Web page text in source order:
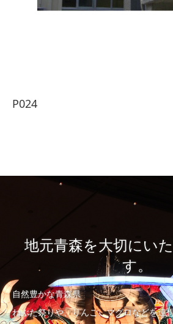
P024
地元青森を大切にい
す。
自然豊かな青森県
ねぶた祭りや、りんご、マグロなどを連